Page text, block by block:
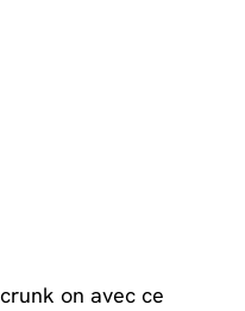
on avec ce